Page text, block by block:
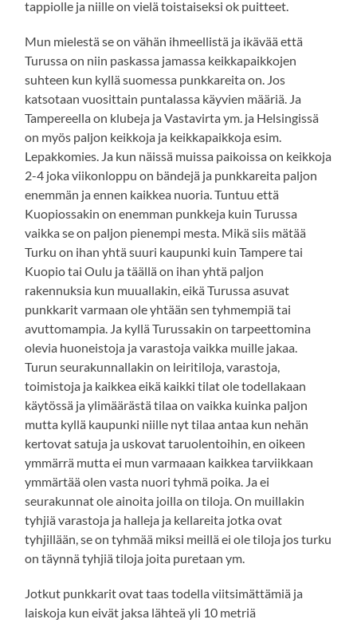
tappiolle ja niille on vielä toistaiseksi ok puitteet.
Mun mielestä se on vähän ihmeellistä ja ikävää että
Turussa on niin paskassa jamassa keikkapaikkojen
suhteen kun kyllä suomessa punkkareita on. Jos
katsotaan vuosittain puntalassa käyvien määriä. Ja
Tampereella on klubeja ja Vastavirta ym. ja Helsingissä
on myös paljon keikkoja ja keikkapaikkoja esim.
Lepakkomies. Ja kun näissä muissa paikoissa on keikkoja
2-4 joka viikonloppu on bändejä ja punkkareita paljon
enemmän ja ennen kaikkea nuoria. Tuntuu että
Kuopiossakin on enemman punkkeja kuin Turussa
vaikka se on paljon pienempi mesta. Mikä siis mätää
Turku on ihan yhtä suuri kaupunki kuin Tampere tai
Kuopio tai Oulu ja täällä on ihan yhtä paljon
rakennuksia kun muuallakin, eikä Turussa asuvat
punkkarit varmaan ole yhtään sen tyhmempiä tai
avuttomampia. Ja kyllä Turussakin on tarpeettomina
olevia huoneistoja ja varastoja vaikka muille jakaa.
Turun seurakunnallakin on leiritiloja, varastoja,
toimistoja ja kaikkea eikä kaikki tilat ole todellakaan
käytössä ja ylimäärästä tilaa on vaikka kuinka paljon
mutta kyllä kaupunki niille nyt tilaa antaa kun nehän
kertovat satuja ja uskovat taruolentoihin, en oikeen
ymmärrä mutta ei mun varmaaan kaikkea tarviikkaan
ymmärtää olen vasta nuori tyhmä poika. Ja ei
seurakunnat ole ainoita joilla on tiloja. On muillakin
tyhjiä varastoja ja halleja ja kellareita jotka ovat
tyhjillään, se on tyhmää miksi meillä ei ole tiloja jos turku
on täynnä tyhjiä tiloja joita puretaan ym.
Jotkut punkkarit ovat taas todella viitsimättämiä ja
laiskoja kun eivät jaksa lähteä yli 10 metriä